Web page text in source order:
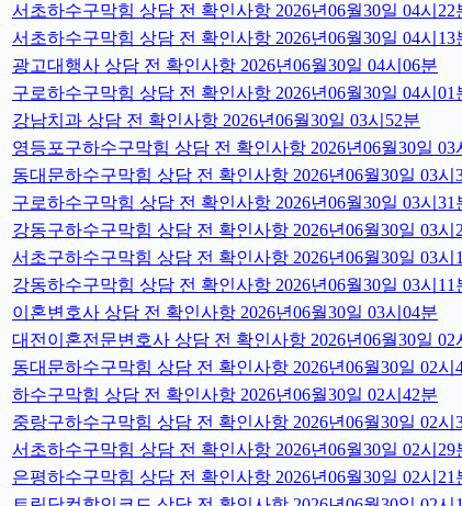
서초하수구막힘 상담 전 확인사항 2026년06월30일 04시22
서초하수구막힘 상담 전 확인사항 2026년06월30일 04시13
광고대행사 상담 전 확인사항 2026년06월30일 04시06분
구로하수구막힘 상담 전 확인사항 2026년06월30일 04시01
강남치과 상담 전 확인사항 2026년06월30일 03시52분
영등포구하수구막힘 상담 전 확인사항 2026년06월30일 03
동대문하수구막힘 상담 전 확인사항 2026년06월30일 03시
구로하수구막힘 상담 전 확인사항 2026년06월30일 03시31
강동구하수구막힘 상담 전 확인사항 2026년06월30일 03시
서초구하수구막힘 상담 전 확인사항 2026년06월30일 03시
강동하수구막힘 상담 전 확인사항 2026년06월30일 03시11
이혼변호사 상담 전 확인사항 2026년06월30일 03시04분
대전이혼전문변호사 상담 전 확인사항 2026년06월30일 02
동대문하수구막힘 상담 전 확인사항 2026년06월30일 02시
하수구막힘 상담 전 확인사항 2026년06월30일 02시42분
중랑구하수구막힘 상담 전 확인사항 2026년06월30일 02시
서초하수구막힘 상담 전 확인사항 2026년06월30일 02시29
은평하수구막힘 상담 전 확인사항 2026년06월30일 02시21